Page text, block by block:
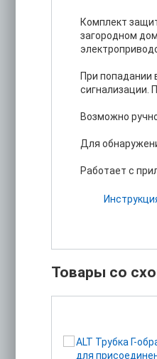
Комплект
загородном
При попадании
сигнализации.
Возможно
Для
Работает с
Товары со